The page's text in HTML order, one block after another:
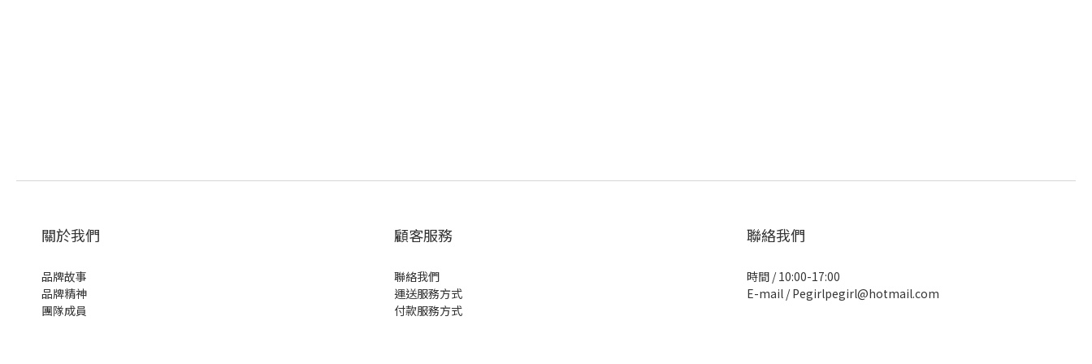
關於我們
品牌故事
品牌精神
團隊成員
顧客服務
聯絡我們
運送服務方式
付款服務方式
聯絡我們
時間 / 10:00-17:00
E-mail / Pegirlpegirl@hotmail.com